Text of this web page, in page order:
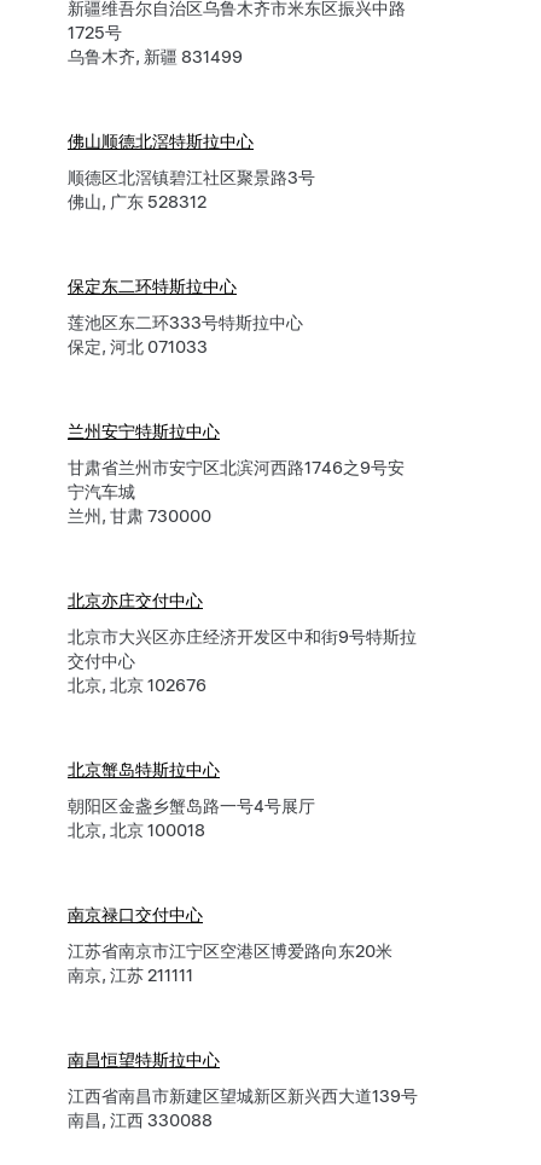
新疆维吾尔自治区乌鲁木齐市米东区振兴中路
1725号
乌鲁木齐, 新疆 831499
佛山顺德北滘特斯拉中心
顺德区北滘镇碧江社区聚景路3号
佛山, 广东 528312
保定东二环特斯拉中心
莲池区东二环333号特斯拉中心
保定, 河北 071033
兰州安宁特斯拉中心
甘肃省兰州市安宁区北滨河西路1746之9号安
宁汽车城
兰州, 甘肃 730000
北京亦庄交付中心
北京市大兴区亦庄经济开发区中和街9号特斯拉
交付中心
北京, 北京 102676
北京蟹岛特斯拉中心
朝阳区金盏乡蟹岛路一号4号展厅
北京, 北京 100018
南京禄口交付中心
江苏省南京市江宁区空港区博爱路向东20米
南京, 江苏 211111
南昌恒望特斯拉中心
江西省南昌市新建区望城新区新兴西大道139号
南昌, 江西 330088